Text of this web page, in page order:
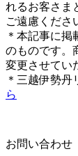
れるお客さま
ご遠慮くださ
＊本記事に掲
のものです。
変更させてい
＊三越伊勢丹
ら
お問い合わせ